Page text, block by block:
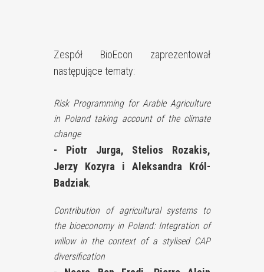
Zespół BioEcon zaprezentował
następujące tematy:
Risk Programming for Arable Agriculture
in Poland taking account of the climate
change
-
Piotr Jurga, Stelios Rozakis,
Jerzy Kozyra i
Aleksandra Król-
Badziak;
Contribution of agricultural systems to
the bioeconomy in Poland: Integration of
willow in the context of a stylised CAP
diversification